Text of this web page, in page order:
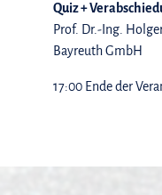
Quiz +
Prof. Dr.-Ing.
Bayreuth GmbH
17:00 Ende der